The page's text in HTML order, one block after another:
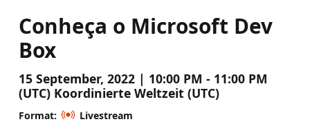
Conheça o Microsoft Dev
Box
15 September, 2022 | 10:00 PM - 11:00 PM
(UTC) Koordinierte Weltzeit (UTC)
Format:
Livestream